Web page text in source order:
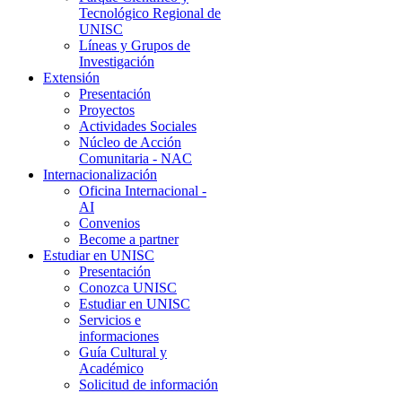
Tecnológico Regional de
UNISC
Líneas y Grupos de
Investigación
Extensión
Presentación
Proyectos
Actividades Sociales
Núcleo de Acción
Comunitaria - NAC
Internacionalización
Oficina Internacional -
AI
Convenios
Become a partner
Estudiar en UNISC
Presentación
Conozca UNISC
Estudiar en UNISC
Servicios e
informaciones
Guía Cultural y
Académico
Solicitud de información